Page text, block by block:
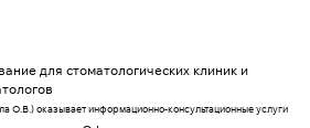
для стоматологических клиник и
оказывает информационно-консультационные услуги